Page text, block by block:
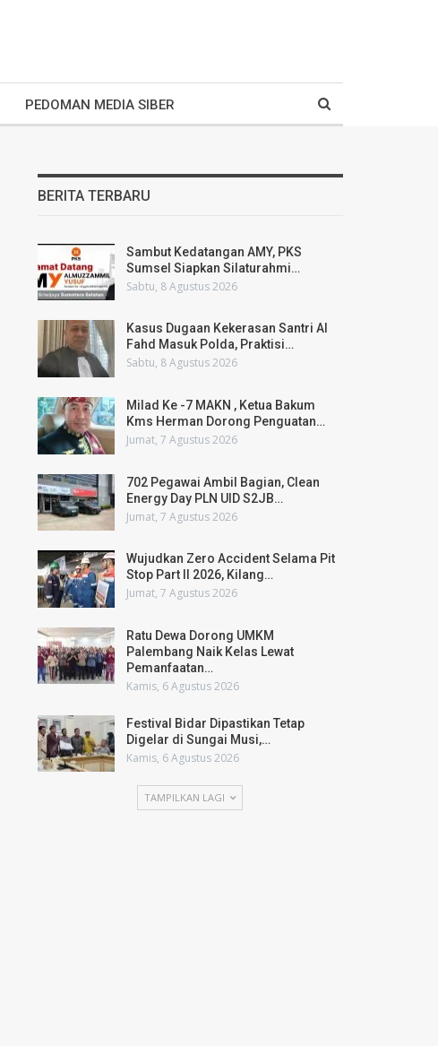
PEDOMAN MEDIA SIBER
BERITA TERBARU
Sambut Kedatangan AMY, PKS
Sumsel Siapkan Silaturahmi…
Sabtu, 8 Agustus 2026
Kasus Dugaan Kekerasan Santri Al
Fahd Masuk Polda, Praktisi…
Sabtu, 8 Agustus 2026
Milad Ke -7 MAKN , Ketua Bakum
Kms Herman Dorong Penguatan…
Jumat, 7 Agustus 2026
702 Pegawai Ambil Bagian, Clean
Energy Day PLN UID S2JB…
Jumat, 7 Agustus 2026
Wujudkan Zero Accident Selama Pit
Stop Part II 2026, Kilang…
Jumat, 7 Agustus 2026
Ratu Dewa Dorong UMKM
Palembang Naik Kelas Lewat
Pemanfaatan…
Kamis, 6 Agustus 2026
Festival Bidar Dipastikan Tetap
Digelar di Sungai Musi,…
Kamis, 6 Agustus 2026
TAMPILKAN LAGI